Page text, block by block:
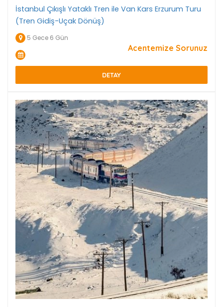
İstanbul Çıkışlı Yataklı Tren ile Van Kars Erzurum Turu
(Tren Gidiş-Uçak Dönüş)
5 Gece 6 Gün
Acentemize Sorunuz
DETAY